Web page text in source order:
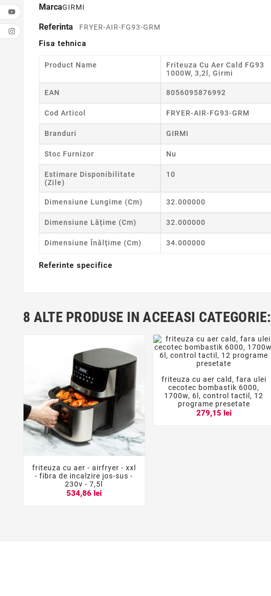
MarcaGIRMI
Referinta FRYER-AIR-FG93-GRM
Fisa tehnica
Product Name
Friteuza Cu Aer Cald FG93
1000W, 3,2l, Girmi
EAN 8056095876992
Cod Articol FRYER-AIR-FG93-GRM
Branduri GIRMI
Stoc Furnizor Nu
Estimare Disponibilitate
(zile)
10
Dimensiune Lungime (cm) 32.000000
Dimensiune Lățime (cm) 32.000000
Dimensiune Înălțime (cm) 34.000000
Referinte specifice
8 ALTE PRODUSE IN ACEEASI CATEGORIE:
  
friteuza cu aer - airfryer - xxl
- fibra de incalzire jos-sus -
230v - 7,5l
534,86 lei
  
friteuza cu aer cald, fara ulei
cecotec bombastik 6000,
1700w, 6l, control tactil, 12
programe presetate
279,15 lei